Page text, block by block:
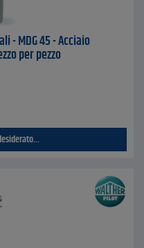
- MDG 45 - Acciaio
per pezzo